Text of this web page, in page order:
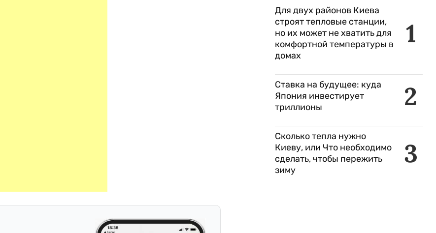
1
Для двух районов Киева
строят тепловые станции,
но их может не хватить для
комфортной температуры в
домах
2
Ставка на будущее: куда
Япония инвестирует
триллионы
3
Сколько тепла нужно
Киеву, или Что необходимо
сделать, чтобы пережить
зиму